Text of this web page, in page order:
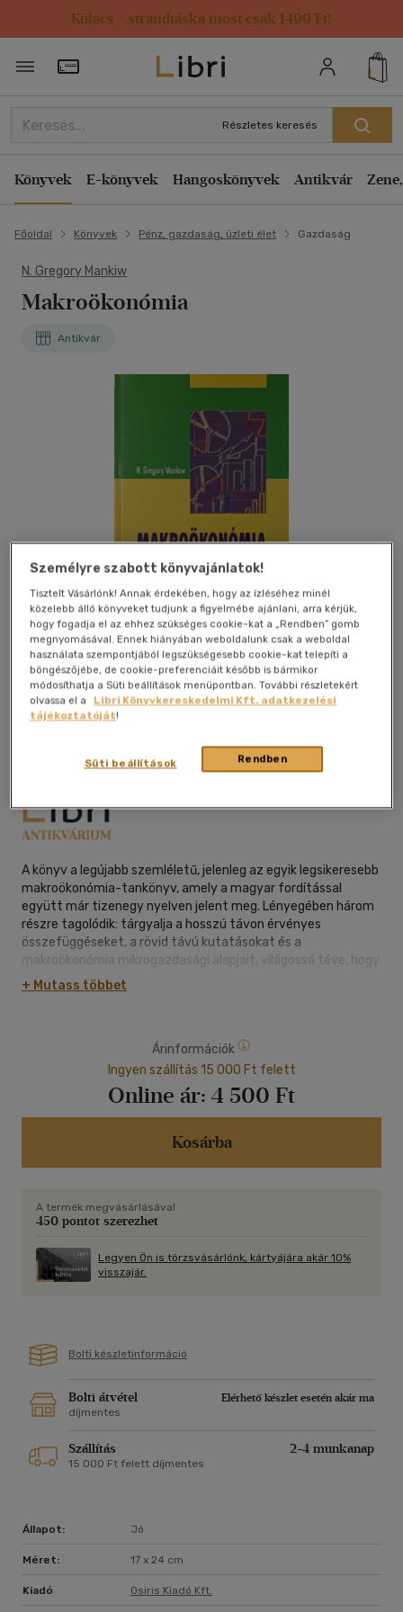
Kulacs / strandtáska most csak 1499 Ft!
Törzsvásárlói Kártya adatai
Részletes keresés
Könyvek E-könyvek Hangoskönyvek Antikvár
Főoldal Könyvek Pénz, gazdaság, üzleti élet Gazdaság
N. Gregory Mankiw
Makroökonómia
Antikvár
Kívánságlistához adom Megosztom
magyar nyelvű|keménytábla
A könyv a legújabb szemléletű, jelenleg az egyik legsikeresebb
makroökonómia-tankönyv, amely a magyar fordítással
együtt már tizenegy nyelven jelent meg. Lényegében három
részre tagolódik: tárgyalja a hosszú távon érvényes
összefüggéseket, a rövid távú kutatásokat és a
makroökonómia mikrogazdasági alapjait, világossá téve, hogy
a különféle elméletek milyen feltételek mellett igazak, és
ezeknek a feltevéseknek mi a gyakorlati alkalmazhatósága.
+ Mutass többet
Árinformációk
Ingyen szállítás 15 000 Ft felett
Online ár: 4 500 Ft
Kosárba
A termék megvásárlásával
450 pontot szerezhet
Legyen Ön is törzsvásárlónk, kártyájára akár 10%
visszajár.
Bolti készletinformáció
Bolti átvétel
Elérhető készlet esetén akár ma
díjmentes
Szállítás 2-4 munkanap
15 000 Ft felett díjmentes
Állapot: Jó
Méret: 17 x 24 cm
Kiadó Osiris Kiadó Kft.
Személyre szabott könyvajánlatok!
Tisztelt Vásárlónk! Annak érdekében, hogy az ízléséhez minél
közelebb álló könyveket tudjunk a figyelmébe ajánlani, arra kérjük,
hogy fogadja el az ehhez szükséges cookie-kat a „Rendben” gomb
megnyomásával. Ennek hiányában weboldalunk csak a weboldal
használata szempontjából legszükségesebb cookie-kat telepíti a
böngészőjébe, de cookie-preferenciáit később is bármikor
módosíthatja a Süti beállítások menüpontban. További részletekért
olvassa el a
Libri Könyvkereskedelmi Kft. adatkezelési
tájékoztatóját!
Rendben
Süti beállítások